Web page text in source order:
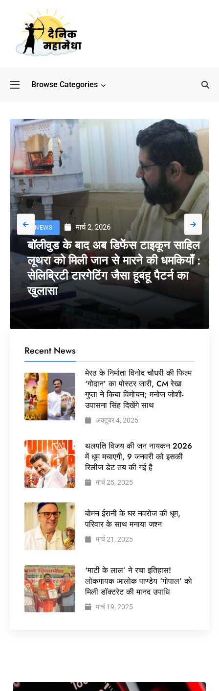
Browse Categories
NEWS मार्च 2, 2026
बॉलीवुड के बाद अब डिफेंस टाइकून साहिल
लूथरा को मिली जान से मारने की धमकियाँ :
सेलिब्रिटी टारगेटिंग जैसा हूबहू पैटर्न का
खुलासा
Recent News
मेरठ के निर्माता विनोद चौधरी की फिल्म
‘गोदान’ का पोस्टर जारी, CM रेखा
गुप्ता ने किया विमोचन; मनोज जोशी-
उपासना सिंह दिखेंगे साथ
अक्टूबर 4, 2025
थलपति विजय की जन नायकन 2026
में धूम मचाएगी, 9 जनवरी को इसकी
रिलीज डेट तय की गई है
मार्च 25, 2025
बोमन ईरानी के घर नवरोज की धूम,
परिवार के साथ मनाया जश्न
मार्च 21, 2025
‘माटी के लाल’ ने रचा इतिहास!
लोकगायक आलोक पाण्डेय ‘गोपाल’ को
मिली डॉक्टरेट की मानद उपाधि
मार्च 19, 2025